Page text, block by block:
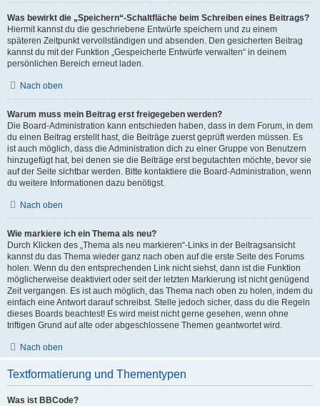
Was bewirkt die „Speichern“-Schaltfläche beim Schreiben eines Beitrags?
Hiermit kannst du die geschriebene Entwürfe speichern und zu einem
späteren Zeitpunkt vervollständigen und absenden. Den gesicherten Beitrag
kannst du mit der Funktion „Gespeicherte Entwürfe verwalten“ in deinem
persönlichen Bereich erneut laden.
Nach oben
Warum muss mein Beitrag erst freigegeben werden?
Die Board-Administration kann entschieden haben, dass in dem Forum, in dem
du einen Beitrag erstellt hast, die Beiträge zuerst geprüft werden müssen. Es
ist auch möglich, dass die Administration dich zu einer Gruppe von Benutzern
hinzugefügt hat, bei denen sie die Beiträge erst begutachten möchte, bevor sie
auf der Seite sichtbar werden. Bitte kontaktiere die Board-Administration, wenn
du weitere Informationen dazu benötigst.
Nach oben
Wie markiere ich ein Thema als neu?
Durch Klicken des „Thema als neu markieren“-Links in der Beitragsansicht
kannst du das Thema wieder ganz nach oben auf die erste Seite des Forums
holen. Wenn du den entsprechenden Link nicht siehst, dann ist die Funktion
möglicherweise deaktiviert oder seit der letzten Markierung ist nicht genügend
Zeit vergangen. Es ist auch möglich, das Thema nach oben zu holen, indem du
einfach eine Antwort darauf schreibst. Stelle jedoch sicher, dass du die Regeln
dieses Boards beachtest! Es wird meist nicht gerne gesehen, wenn ohne
triftigen Grund auf alte oder abgeschlossene Themen geantwortet wird.
Nach oben
Textformatierung und Thementypen
Was ist BBCode?